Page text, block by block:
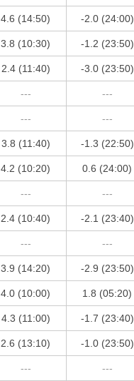
4.6 (14:50) -2.0 (24:00)
3.8 (10:30) -1.2 (23:50)
2.4 (11:40) -3.0 (23:50)
--- ---
--- ---
3.8 (11:40) -1.3 (22:50)
4.2 (10:20) 0.6 (24:00)
--- ---
2.4 (10:40) -2.1 (23:40)
--- ---
3.9 (14:20) -2.9 (23:50)
4.0 (10:00) 1.8 (05:20)
4.3 (11:00) -1.7 (23:40)
2.6 (13:10) -1.0 (23:50)
--- ---